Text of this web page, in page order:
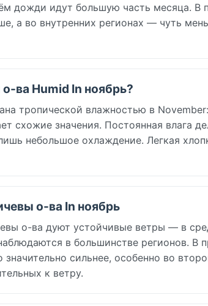
дожди идут большую часть месяца. В
а во внутренних регионах — чуть
ва Humid In ноябрь?
тропической влажностью в
схожие значения. Постоянная влага
небольшое охлаждение. Легкая
о-ва In ноябрь
о-ва дуют устойчивые ветры — в
в большинстве регионов. В
сильнее, особенно во
к ветру.